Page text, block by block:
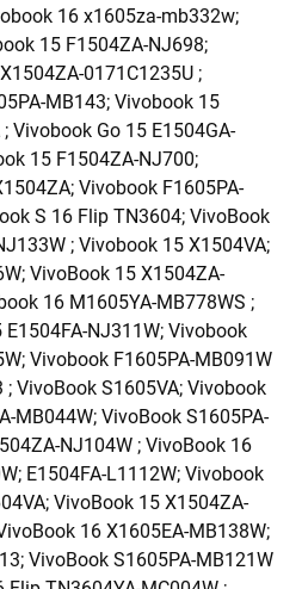
16 x1605za-mb332w;
15 F1504ZA-NJ698;
0171C1235U ;
MB143; Vivobook 15
Vivobook Go 15 E1504GA-
15 F1504ZA-NJ700;
Vivobook F1605PA-
S 16 Flip TN3604; VivoBook
; Vivobook 15 X1504VA;
VivoBook 15 X1504ZA-
16 M1605YA-MB778WS ;
NJ311W; Vivobook
Vivobook F1605PA-MB091W
; VivoBook S1605VA; Vivobook
MB044W; VivoBook S1605PA-
NJ104W ; VivoBook 16
E1504FA-L1112W; Vivobook
VivoBook 15 X1504ZA-
16 X1605EA-MB138W;
VivoBook S1605PA-MB121W